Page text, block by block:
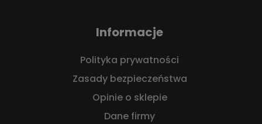
Informacje
Polityka prywatności
Zasady bezpieczeństwa
Opinie o sklepie
Dane firmy